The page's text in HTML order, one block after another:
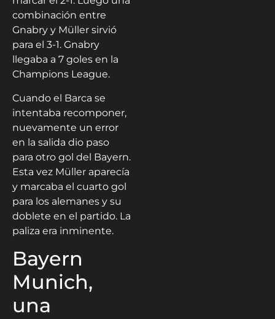
combinación entre
Gnabry y Müller sirvió
para el 3-1. Gnabry
llegaba a 7 goles en la
Champions League.
Cuando el Barca se
intentaba recomponer,
nuevamente un error
en la salida dio paso
para otro gol del Bayern.
Esta vez Müller aparecía
y marcaba el cuarto gol
para los alemanes y su
doblete en el partido. La
paliza era inminente.
Bayern
Munich,
una